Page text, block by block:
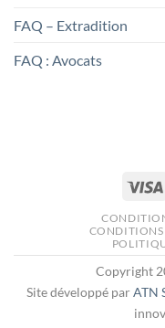
FAQ – Extradition
FAQ : Avocats
CONDITIONS
Copyright
Site développé parATN